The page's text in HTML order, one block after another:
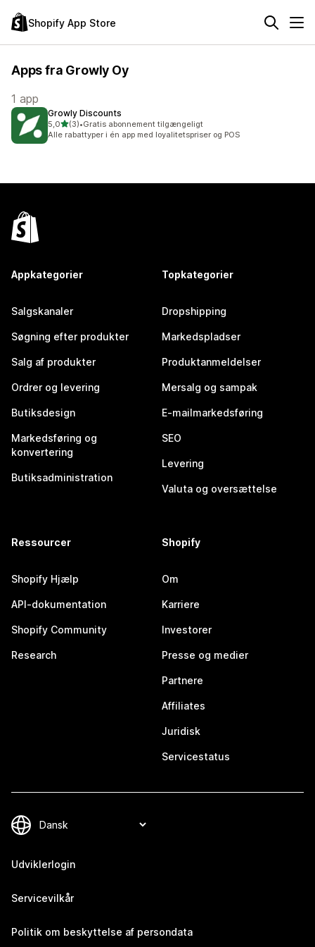
Shopify App Store
Apps fra Growly Oy
1 app
Growly Discounts
5,0ud af 5 stjerner
(3)
3 anmeldelser i alt
•Gratis abonnement tilgængeligt
Alle rabattyper i én app med loyalitetspriser og POS
Appkategorier
Salgskanaler
Søgning efter produkter
Salg af produkter
Ordrer og levering
Butiksdesign
Markedsføring og
konvertering
Butiksadministration
Topkategorier
Dropshipping
Markedspladser
Produktanmeldelser
Mersalg og sampak
E-mailmarkedsføring
SEO
Levering
Valuta og oversættelse
Ressourcer
Shopify Hjælp
API-dokumentation
Shopify Community
Research
Shopify
Om
Karriere
Investorer
Presse og medier
Partnere
Affiliates
Juridisk
Servicestatus
Udviklerlogin
Servicevilkår
Politik om beskyttelse af persondata